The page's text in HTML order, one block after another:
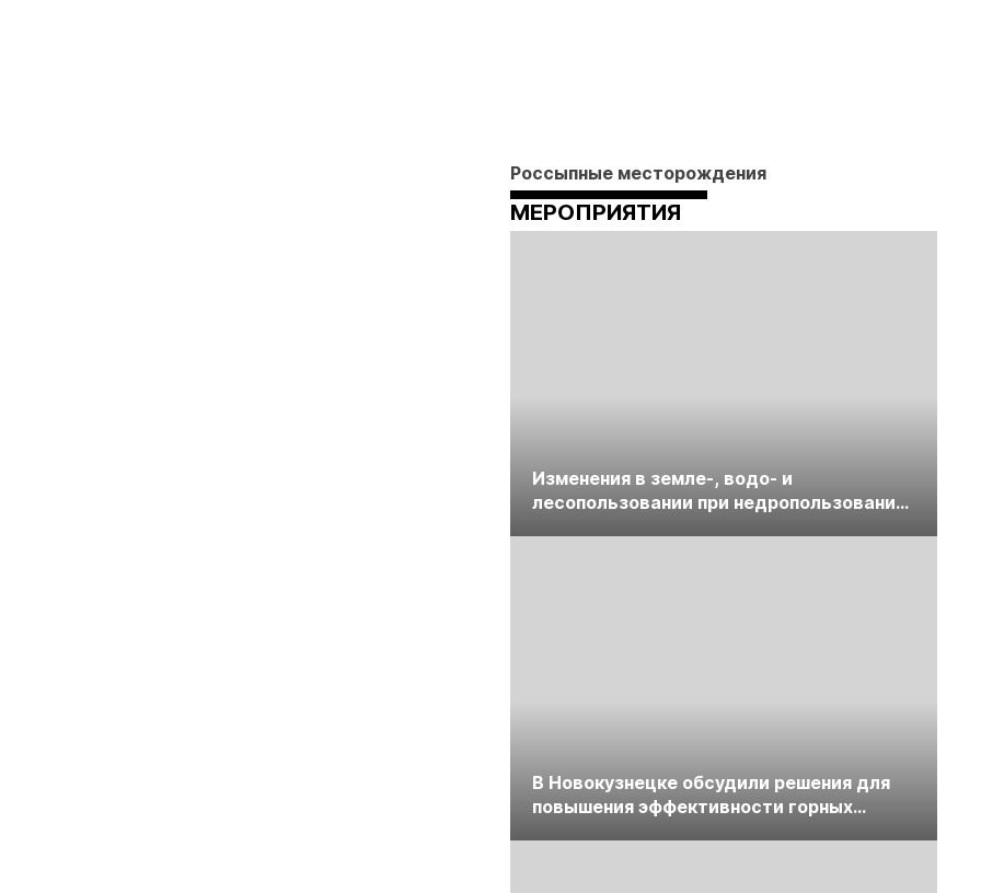
Россыпные месторождения
МЕРОПРИЯТИЯ
Изменения в земле-, водо- и
лесопользовании при недропользовании
В Новокузнецке обсудили решения для
повышения эффективности горных